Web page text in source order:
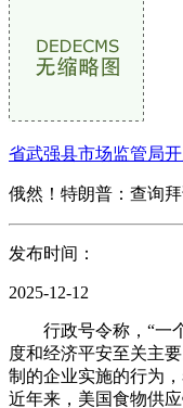
省武强县市场监管局
俄然！特朗普：查询
发布时间：
2025-12-12
行政号令称，“一个
度和经济平安至关主
制的企业实施的行为
近年来，美国食物供